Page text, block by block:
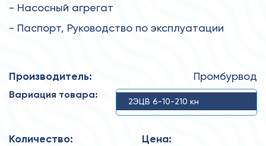
- Насосный агрегат
- Паспорт, Руководство по эксплуатации
Производитель: Промбурвод
Вариация товара:
2ЭЦВ 6-10-210 кн
Количество: Цена: